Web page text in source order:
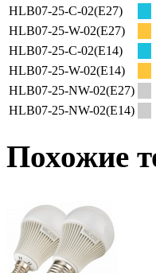
HLB07-25-C-02(E27)
HLB07-25-W-02(E27)
HLB07-25-C-02(E14)
HLB07-25-W-02(E14)
HLB07-25-NW-02(E27)
HLB07-25-NW-02(E14)
Похожие